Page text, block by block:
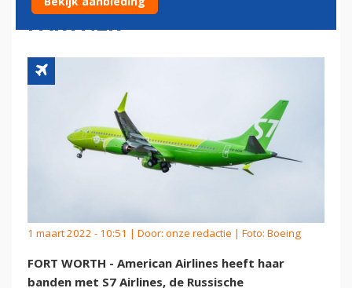
PARTNER
1 maart 2022 - 10:51 | Door: onze redactie | Foto: Boeing
FORT WORTH - American Airlines heeft haar
banden met S7 Airlines, de Russische